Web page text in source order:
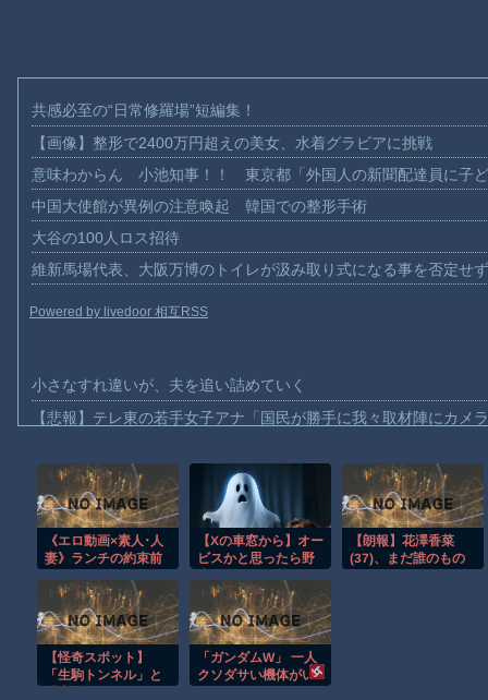
共感必至の“日常修羅場”短編集！
【画像】整形で2400万円超えの美女、水着グラビアに挑戦
意味わからん 小池知事！！ 東京都「外国人の新聞配達員に子
中国大使館が異例の注意喚起 韓国での整形手術
大谷の100人ロス招待
維新馬場代表、大阪万博のトイレが汲み取り式になる事を否定せ
Powered by livedoor 相互RSS
小さなすれ違いが、夫を追い詰めていく
【悲報】テレ東の若手女子アナ「国民が勝手に我々取材陣にカ
【珍事】サッカーの試合が原因で交通事故が起きてしまう。
【動画】急病人？横須賀の国道16号でおかしな事故が撮影される
Amazon「マンガ毎週末セール（50%還元）」アツいスポーツマ
【群馬】デカいNinja乗りさん、後方確認しない軽四に当てられて
【動画】ビッグフットの正体が判明
【動画】DJI Neo2で釣りの自撮りをしようとした男の悲劇（ノ∇`
【動画】タイのティパンコーン王子が日本人女性とデートか？
《エロ動画×素人･人
妻》ランチの約束前
れた四十二歳の爆乳
人妻がロケ車に連れ
込まれ旦那に内緒で
ホテルにて濃厚なセ
ックス
【Xの車窓から】オー
ビスかと思ったら野
か
【朗報】花澤香菜
(37)、まだ誰のもの
【怪奇スポット】
「生駒トンネル」と
「ガンダムW」 一人
クソダサい機体がい